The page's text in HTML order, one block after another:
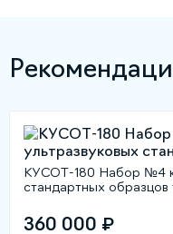
КУСОТ-180 Набор №4
стандартных
360 000 ₽